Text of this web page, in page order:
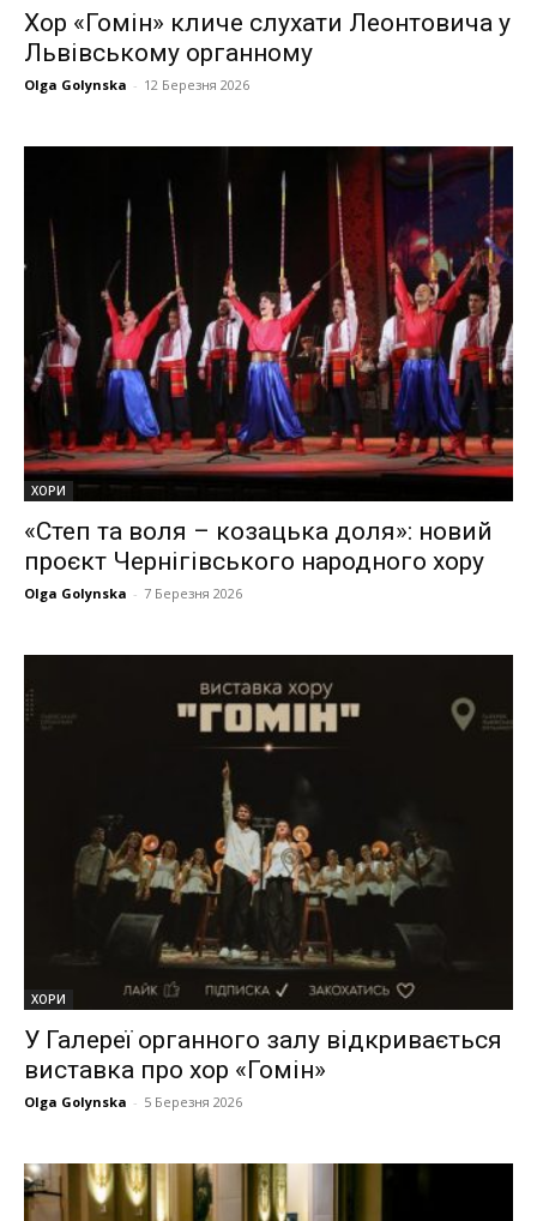
Хор «Гомін» кличе слухати Леонтовича у
Львівському органному
Olga Golynska - 12 Березня 2026
ХОРИ
«Степ та воля – козацька доля»: новий
проєкт Чернігівського народного хору
Olga Golynska - 7 Березня 2026
ХОРИ
У Галереї органного залу відкривається
виставка про хор «Гомін»
Olga Golynska - 5 Березня 2026